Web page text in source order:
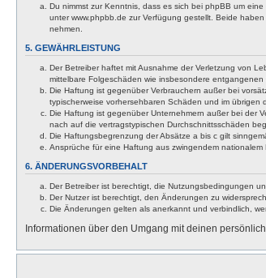
Du nimmst zur Kenntnis, dass es sich bei phpBB um eine
unter www.phpbb.de zur Verfügung gestellt. Beide
nehmen.
5. GEWÄHRLEISTUNG
Der Betreiber haftet mit Ausnahme der Verletzung von
mittelbare Folgeschäden wie insbesondere entgangenen
Die Haftung ist gegenüber Verbrauchern außer bei
typischerweise vorhersehbaren Schäden und im
Die Haftung ist gegenüber Unternehmern außer bei der
nach auf die vertragstypischen Durchschnittsschäden
Die Haftungsbegrenzung der Absätze a bis c gilt
Ansprüche für eine Haftung aus zwingendem nationalem
6. ÄNDERUNGSVORBEHALT
Der Betreiber ist berechtigt, die Nutzungsbedingungen
Der Nutzer ist berechtigt, den Änderungen zu
Die Änderungen gelten als anerkannt und verbindlich,
Informationen über den Umgang mit deinen